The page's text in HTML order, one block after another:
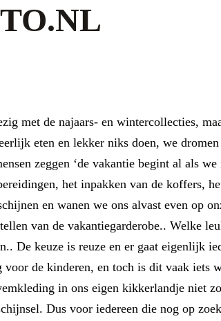
met de najaars- en wintercollecties,
eten en lekker niks doen, we
zeggen ‘de vakantie begint al als
het inpakken van de koffers,
en wanen we ons alvast even op
van de vakantiegarderobe.. Welke
De keuze is reuze en er gaat eigenlijk
de kinderen, en toch is dit vaak iets
in ons eigen kikkerlandje niet
Dus voor iedereen die nog op